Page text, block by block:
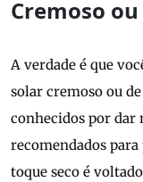
Cremoso
A verdade é que
solar cremoso ou
conhecidos por dar
recomendados para
toque seco é